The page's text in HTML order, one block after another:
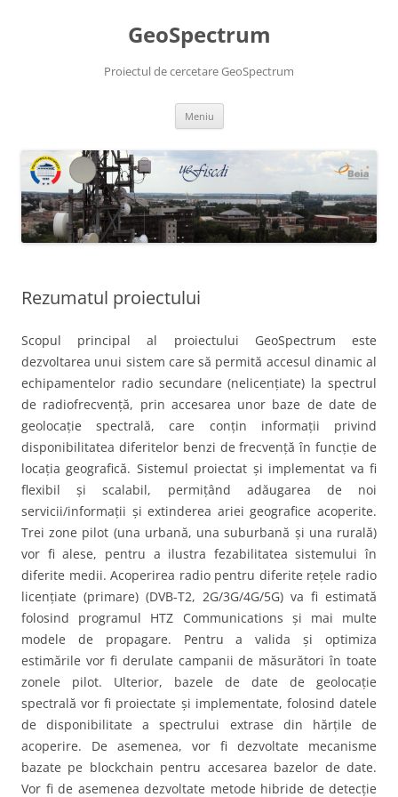
GeoSpectrum
Proiectul de cercetare GeoSpectrum
Meniu
Rezumatul proiectului
Scopul principal al proiectului GeoSpectrum este
dezvoltarea unui sistem care să permită accesul dinamic al
echipamentelor radio secundare (nelicențiate) la spectrul
de radiofrecvență, prin accesarea unor baze de date de
geolocație spectrală, care conțin informații privind
disponibilitatea diferitelor benzi de frecvență în funcție de
locația geografică. Sistemul proiectat și implementat va fi
flexibil și scalabil, permițând adăugarea de noi
servicii/informații și extinderea ariei geografice acoperite.
Trei zone pilot (una urbană, una suburbană și una rurală)
vor fi alese, pentru a ilustra fezabilitatea sistemului în
diferite medii. Acoperirea radio pentru diferite rețele radio
licențiate (primare) (DVB-T2, 2G/3G/4G/5G) va fi estimată
folosind programul HTZ Communications și mai multe
modele de propagare. Pentru a valida și optimiza
estimările vor fi derulate campanii de măsurători în toate
zonele pilot. Ulterior, bazele de date de geolocație
spectrală vor fi proiectate și implementate, folosind datele
de disponibilitate a spectrului extrase din hărțile de
acoperire. De asemenea, vor fi dezvoltate mecanisme
bazate pe blockchain pentru accesarea bazelor de date.
Vor fi de asemenea dezvoltate metode hibride de detecție